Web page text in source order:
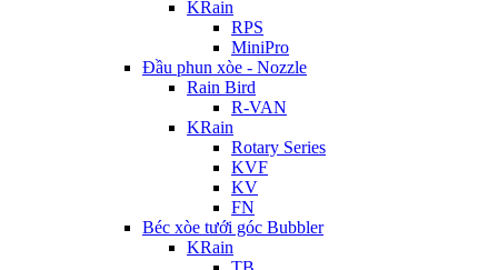
KRain
RPS
MiniPro
Đầu phun xòe - Nozzle
Rain Bird
R-VAN
KRain
Rotary Series
KVF
KV
FN
Béc xòe tưới góc Bubbler
KRain